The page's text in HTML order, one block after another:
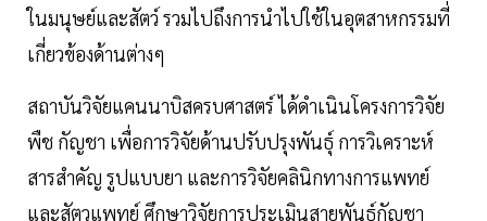
ในมนุษย์และสัตว์ รวมไปถึงการนำไปใช้ในอุตสาหกรรมที่
เกี่ยวข้องด้านต่างๆ
สถาบันวิจัยแคนนาบิสครบศาสตร์ ได้ดำเนินโครงการวิจัย
พืช กัญชา เพื่อการวิจัยด้านปรับปรุงพันธุ์ การวิเคราะห์
สารสำคัญ รูปแบบยา และการวิจัยคลินิกทางการแพทย์
และสัตวแพทย์ ศึกษาวิจัยการประเมินสายพันธุ์กัญชา